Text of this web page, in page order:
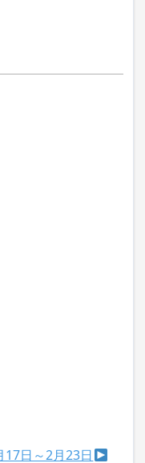
日～2月23日